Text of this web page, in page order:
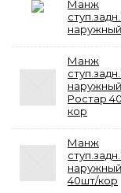
Манж
наружный
Манж
наружный
Ростар
кор
Манж
40шт/кор